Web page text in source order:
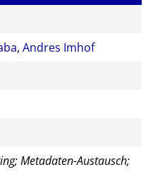
, Andres Imhof
Metadaten-Austausch;